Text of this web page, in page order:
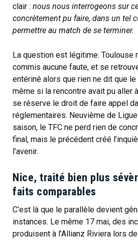
clair : nous nous interrogeons sur
concrètement pu faire, dans un tel
permettre au match de se terminer.
La question est légitime. Toulouse
commis aucune faute, et se
entériné alors que rien ne dit que
même si la rencontre avait pu aller
se réserve le droit de faire appel
réglementaires. Neuvième de
saison, le TFC ne perd rien de
final, mais le précédent créé
l’avenir.
Nice, traité bien plus
faits comparables
C’est là que le parallèle devient
instances. Le même 17 mai, des
produisent à l’Allianz Riviera lors